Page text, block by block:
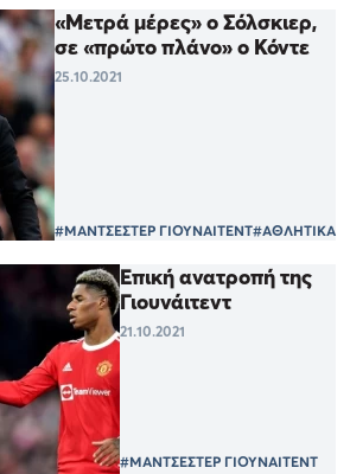
«Μετρά μέρες» ο Σόλσκιερ,
σε «πρώτο πλάνο» ο Κόντε
25.10.2021
#ΜΑΝΤΣΕΣΤΕΡ ΓΙΟΥΝΑΙΤΕΝΤ#ΑΘΛΗΤΙΚΑ
Επική ανατροπή της
Γιουνάιτεντ
21.10.2021
#ΜΑΝΤΣΕΣΤΕΡ ΓΙΟΥΝΑΙΤΕΝΤ